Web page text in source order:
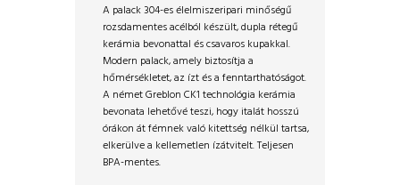
A palack 304-es élelmiszeripari minőségű
rozsdamentes acélból készült, dupla rétegű
kerámia bevonattal és csavaros kupakkal.
Modern palack, amely biztosítja a
hőmérsékletet, az ízt és a fenntarthatóságot.
A német Greblon CK1 technológia kerámia
bevonata lehetővé teszi, hogy italát hosszú
órákon át fémnek való kitettség nélkül tartsa,
elkerülve a kellemetlen ízátvitelt. Teljesen
BPA-mentes.